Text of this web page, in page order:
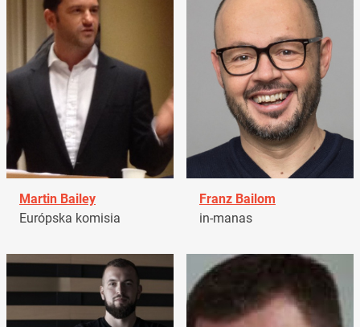
Martin Bailey
Európska komisia
Franz Bailom
in-manas